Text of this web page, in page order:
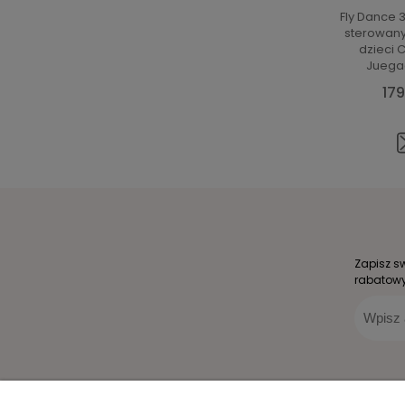
Fly Dance
dzieci
Zapisz